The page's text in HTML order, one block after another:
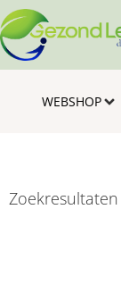
WEBSHOP